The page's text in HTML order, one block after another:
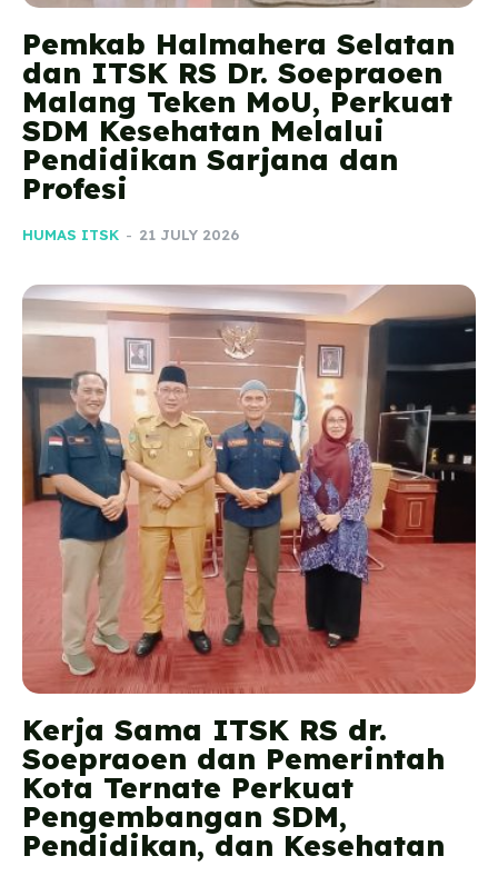
Pemkab Halmahera Selatan
dan ITSK RS Dr. Soepraoen
Malang Teken MoU, Perkuat
SDM Kesehatan Melalui
Pendidikan Sarjana dan
Profesi
HUMAS ITSK - 21 JULY 2026
Kerja Sama ITSK RS dr.
Soepraoen dan Pemerintah
Kota Ternate Perkuat
Pengembangan SDM,
Pendidikan, dan Kesehatan